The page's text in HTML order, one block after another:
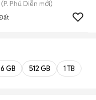
(P. Phú Diễn mới)
GB 512 GB 1 TB